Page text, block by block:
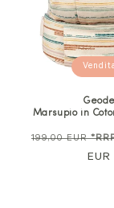
Vendita
Geode
Marsupio in
Prezzo
199,00 EUR
EUR